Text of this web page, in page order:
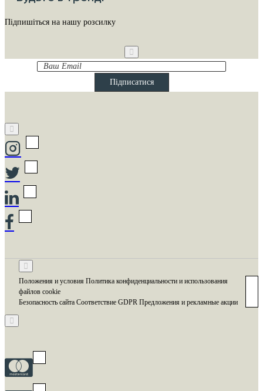
Підпишіться на нашу розсилку
Ваш
Email
Підписатися
Положения и условия Политика конфиденциальности и использования
файлов cookie
Безопасность сайта Соответствие GDPR Предложения и рекламные акции